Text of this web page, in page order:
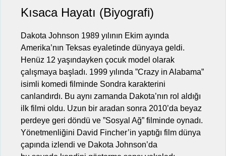
Kısaca Hayatı (Biyografi)
Dakota Johnson 1989 yılının Ekim ayında
Amerika’nın Teksas eyaletinde dünyaya geldi.
Henüz 12 yaşındayken çocuk model olarak
çalışmaya başladı. 1999 yılında ”Crazy in Alabama”
isimli komedi filminde Sondra karakterini
canlandırdı. Bu aynı zamanda Dakota’nın rol aldığı
ilk filmi oldu. Uzun bir aradan sonra 2010’da beyaz
perdeye geri döndü ve ”Sosyal Ağ” filminde oynadı.
Yönetmenliğini David Fincher’in yaptığı film dünya
çapında izlendi ve Dakota Johnson’da